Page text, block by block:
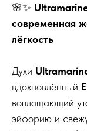
🌸✨
современная
лёгкость
Духи
вдохновлённый
воплощающий
эйфорию и